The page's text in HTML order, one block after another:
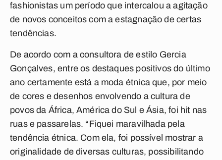
fashionistas um período que intercalou a agitação
de novos conceitos com a estagnação de certas
tendências.
De acordo com a consultora de estilo Gercia
Gonçalves, entre os destaques positivos do último
ano certamente está a moda étnica que, por meio
de cores e desenhos envolvendo a cultura de
povos da África, América do Sul e Ásia, foi hit nas
ruas e passarelas. “Fiquei maravilhada pela
tendência étnica. Com ela, foi possível mostrar a
originalidade de diversas culturas, possibilitando